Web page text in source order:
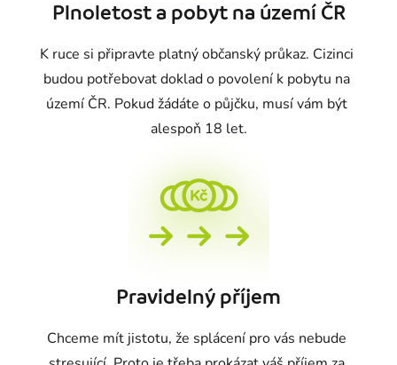
Plnoletost a pobyt na území ČR
K ruce si připravte platný občanský průkaz. Cizinci
budou potřebovat doklad o povolení k pobytu na
území ČR. Pokud žádáte o půjčku, musí vám být
alespoň 18 let.
Pravidelný příjem
Chceme mít jistotu, že splácení pro vás nebude